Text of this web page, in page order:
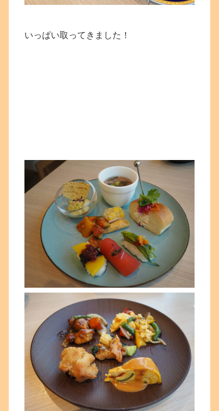
いっぱい取ってきました！